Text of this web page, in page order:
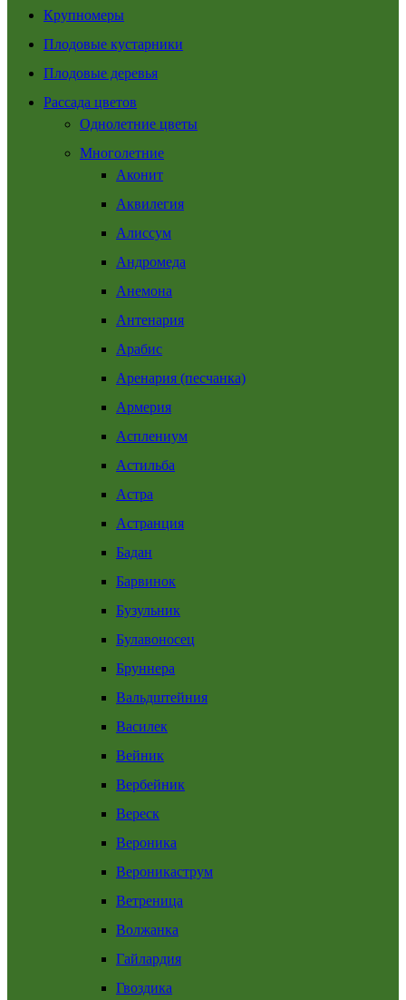
Крупномеры
Плодовые кустарники
Плодовые деревья
Рассада цветов
Однолетние цветы
Многолетние
Аконит
Аквилегия
Алиссум
Андромеда
Анемона
Антенария
Арабис
Аренария (песчанка)
Армерия
Асплениум
Астильба
Астра
Астранция
Бадан
Барвинок
Бузульник
Булавоносец
Бруннера
Вальдштейния
Василек
Вейник
Вербейник
Вереск
Вероника
Вероникаструм
Ветреница
Волжанка
Гайлардия
Гвоздика